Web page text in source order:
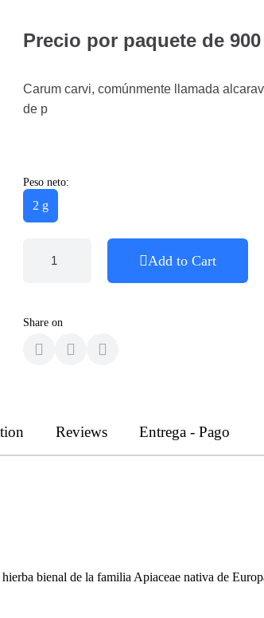
Precio por paquete de
Carum carvi, comúnmente llamada
de p
Peso neto:
2 g
Add to Cart
Share on
Reviews Entrega - Pago
bienal de la familia Apiaceae nativa de